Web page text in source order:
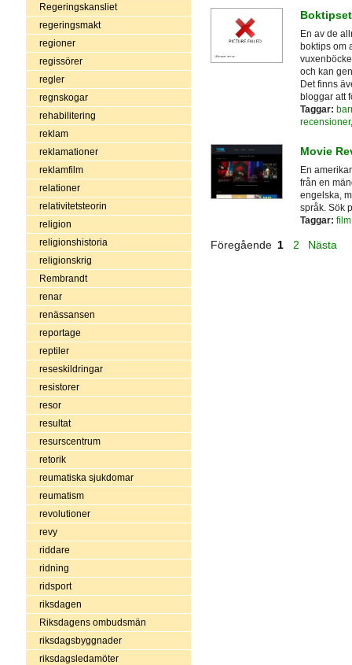
Regeringskansliet
regeringsmakt
regioner
regissörer
regler
regnskogar
rehabilitering
reklam
reklamationer
reklamfilm
relationer
relativitetsteorin
religion
religionshistoria
religionskrig
Rembrandt
renar
renässansen
reportage
reptiler
reseskildringar
resistorer
resor
resultat
resurscentrum
retorik
reumatiska sjukdomar
reumatism
revolutioner
revy
riddare
ridning
ridsport
riksdagen
Riksdagens ombudsmän
riksdagsbyggnader
riksdagsledamöter
Boktipset
En av de
boktips om
och kan
Det finns
bloggar att
Taggar:
recensioner
Movie
En
från en
engelska,
språk. Sök
Taggar: film
Föregående 1 2 Nästa